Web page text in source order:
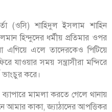
(ওসি) শাহিদুল ইসলাম শাহিন
হিন্দুদের ধর্মীয় প্রতিমার ওপর
এগিয়ে এলে তাদেরকেও পিটিয়ে
যাওয়ার সময় সন্ত্রাসীরা মন্দিরে
ভাংচুর করে।
মামলা করতে গেলে থানায়
আমার কাকা, জ্যাঠাদের আপত্তিকর